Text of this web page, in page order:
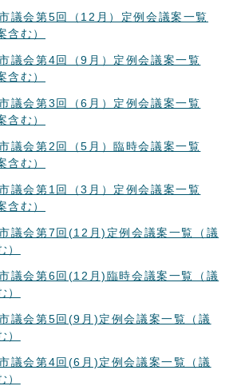
議会第5回（12月）定例会議案一覧
含む）
議会第4回（9月）定例会議案一覧
含む）
議会第3回（6月）定例会議案一覧
含む）
議会第2回（5月）臨時会議案一覧
含む）
議会第1回（3月）定例会議案一覧
含む）
議会第7回(12月)定例会議案一覧（議
）
議会第6回(12月)臨時会議案一覧（議
）
議会第5回(9月)定例会議案一覧（議
）
議会第4回(6月)定例会議案一覧（議
）